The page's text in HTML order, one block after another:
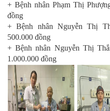
+ Bệnh nhân Phạm Thị
đồng
+ Bệnh nhân Nguyễn Thị
500.000 đồng
+ Bệnh nhân Nguyễn Thị
1.000.000 đồng